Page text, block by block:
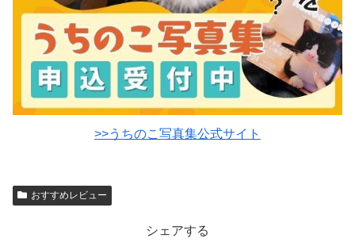
>>うちのこ写真集公式サイト
おすすめレビュー
シェアする